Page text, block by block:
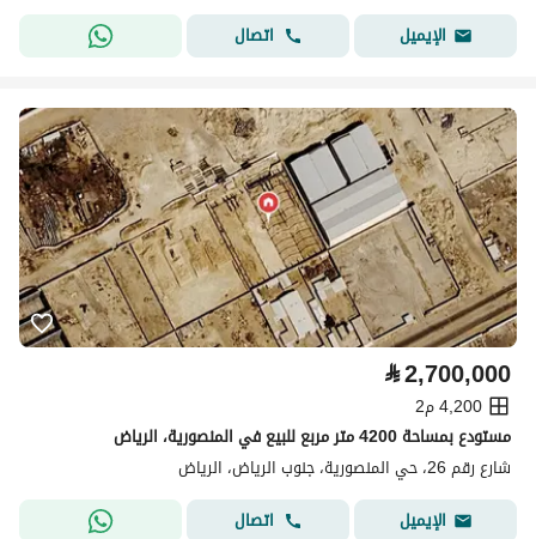
الإيميل
اتصال
⃁2,700,000
4,200 م2
مستودع بمساحة 4200 متر مربع للبيع في المنصورية، الرياض
شارع رقم 26، حي المنصورية، جنوب الرياض، الرياض
الإيميل
اتصال